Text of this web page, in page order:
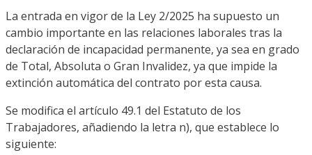
La entrada en vigor de la Ley 2/2025 ha supuesto un
cambio importante en las relaciones laborales tras la
declaración de incapacidad permanente, ya sea en grado
de Total, Absoluta o Gran Invalidez, ya que impide la
extinción automática del contrato por esta causa.
Se modifica el artículo 49.1 del Estatuto de los
Trabajadores, añadiendo la letra n), que establece lo
siguiente: